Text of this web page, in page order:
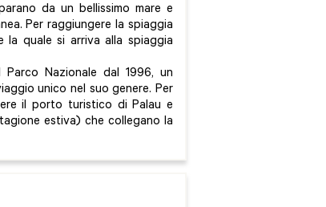
da un bellissimo mare e
Per raggiungere la spiaggia
quale si arriva alla spiaggia
Nazionale dal 1996, un
unico nel suo genere. Per
il porto turistico di Palau e
estiva) che collegano la